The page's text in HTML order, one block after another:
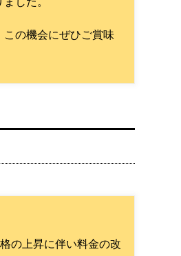
この機会にぜひご賞味
の上昇に伴い料金の改